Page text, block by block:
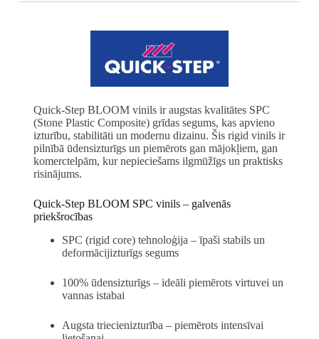
Quick-Step BLOOM vinils ir augstas kvalitātes SPC
(Stone Plastic Composite) grīdas segums, kas apvieno
izturību, stabilitāti un modernu dizainu. Šis rigid vinils ir
pilnībā ūdensizturīgs un piemērots gan mājokļiem, gan
komerctelpām, kur nepieciešams ilgmūžīgs un praktisks
risinājums.
Quick-Step BLOOM SPC vinils – galvenās
priekšrocības
SPC (rigid core) tehnoloģija – īpaši stabils un
deformācijizturīgs segums
100% ūdensizturīgs – ideāli piemērots virtuvei un
vannas istabai
Augsta triecienizturība – piemērots intensīvai